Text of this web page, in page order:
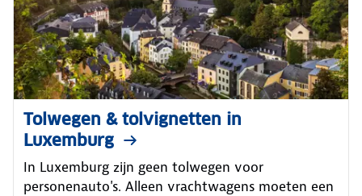
Tolwegen & tolvignetten in
Luxemburg
In Luxemburg zijn geen tolwegen voor
personenauto's. Alleen vrachtwagens moeten een